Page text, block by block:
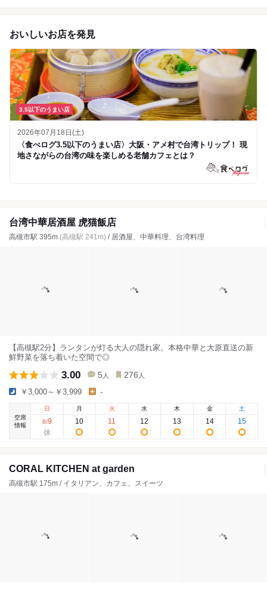
おいしいお店を発見
3.5以下のうまい店
2026年07月18日(土)
〈食べログ3.5以下のうまい店〉大阪・アメ村で台湾トリップ！ 現
地さながらの台湾の味を楽しめる老舗カフェとは？
台湾中華居酒屋 虎猫飯店
高槻市駅 395m (高槻駅 241m) / 居酒屋、中華料理、台湾料理
【高槻駅2分】ランタンが灯る大人の隠れ家。本格中華と大原直送の新
鮮野菜を落ち着いた空間で◎
3.00 5 人 276 人
￥3,000～￥3,999 -
空席
情報
日
8/9
月
10
火
11
水
12
木
13
金
14
土
15
CORAL KITCHEN at garden
高槻市駅 175m / イタリアン、カフェ、スイーツ